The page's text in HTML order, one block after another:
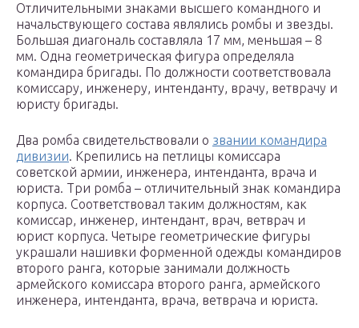
Отличительными знаками высшего командного и
начальствующего состава являлись ромбы и звезды.
Большая диагональ составляла 17 мм, меньшая – 8
мм. Одна геометрическая фигура определяла
командира бригады. По должности соответствовала
комиссару, инженеру, интенданту, врачу, ветврачу и
юристу бригады.
Два ромба свидетельствовали о звании командира
дивизии. Крепились на петлицы комиссара
советской армии, инженера, интенданта, врача и
юриста. Три ромба – отличительный знак командира
корпуса. Соответствовал таким должностям, как
комиссар, инженер, интендант, врач, ветврач и
юрист корпуса. Четыре геометрические фигуры
украшали нашивки форменной одежды командиров
второго ранга, которые занимали должность
армейского комиссара второго ранга, армейского
инженера, интенданта, врача, ветврача и юриста.